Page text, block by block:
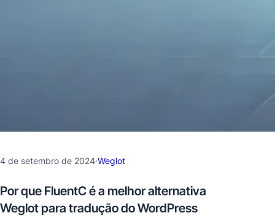
4 de setembro de 2024·Weglot
Por que FluentC é a melhor alternativa
Weglot para tradução do WordPress